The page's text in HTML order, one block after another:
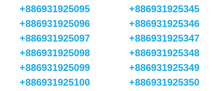
+886931925095
+886931925096
+886931925097
+886931925098
+886931925099
+886931925100
+886931925345
+886931925346
+886931925347
+886931925348
+886931925349
+886931925350